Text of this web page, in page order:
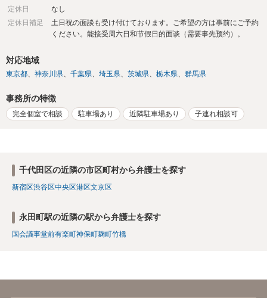
定休日
なし
定休日補足
土日祝の面談も受け付けております。ご希望の方は事前にご予約
ください。能接受周六日和节假日的面谈（需要事先预约）。
対応地域
東京都 神奈川県 千葉県 埼玉県 茨城県 栃木県 群馬県
事務所の特徴
完全個室で相談 駐車場あり 近隣駐車場あり 子連れ相談可
千代田区の近隣の市区町村から弁護士を探す
新宿区渋谷区中央区港区文京区
永田町駅の近隣の駅から弁護士を探す
国会議事堂前有楽町神保町麹町竹橋